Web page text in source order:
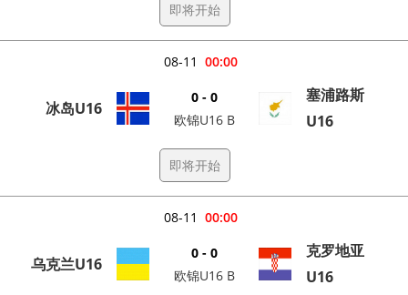
即将开始
00:00
08-11
冰岛U16
0 - 0
欧锦U16 B
塞浦路斯
U16
即将开始
00:00
08-11
乌克兰U16
0 - 0
欧锦U16 B
克罗地亚
U16